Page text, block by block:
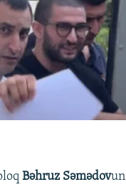
Bəhruz Səmədovun